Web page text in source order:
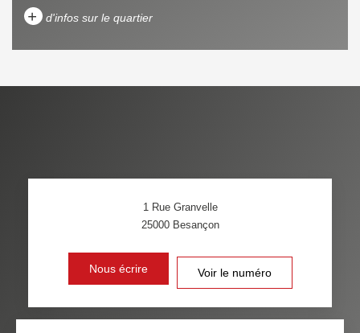
+ d'infos sur le quartier
PART DES MÉNAGES SANS
VOITURE
DISTANCE DE L'AÉROPORT :
1 Rue Granvelle
25000 Besançon
Nous écrire Voir le numéro